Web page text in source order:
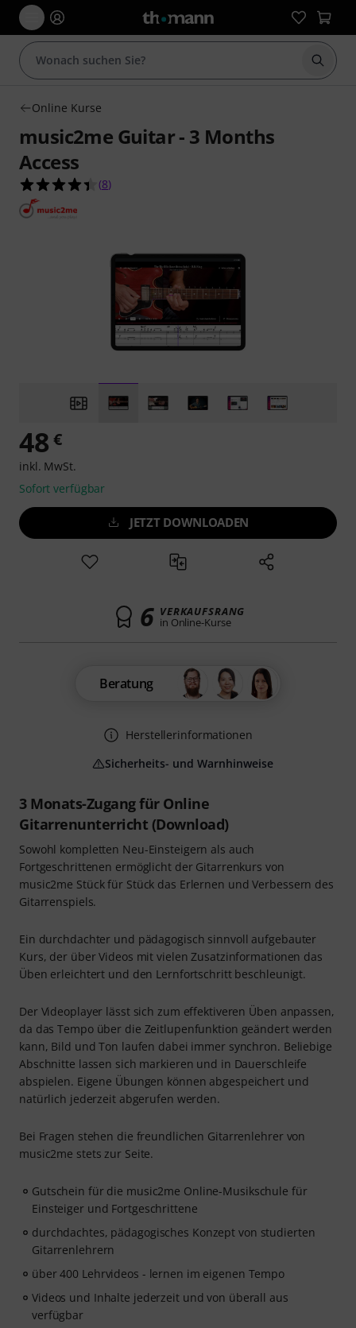
Suche
Online Kurse
music2me Guitar - 3 Months
Access
4.4 von 5 Sternen aus 8 Kundenbewertungen
(8)
3 Monats-Zugang für Online
Gitarrenunterricht (Download)
Sowohl kompletten Neu-Einsteigern als auch
Fortgeschrittenen ermöglicht der Gitarrenkurs von
music2me Stück für Stück das Erlernen und Verbessern des
Gitarrenspiels.
Ein durchdachter und pädagogisch sinnvoll aufgebauter
Kurs, der über Videos mit vielen Zusatzinformationen das
Üben erleichtert und den Lernfortschritt beschleunigt.
Der Videoplayer lässt sich zum effektiveren Üben anpassen,
da das Tempo über die Zeitlupenfunktion geändert werden
kann, Bild und Ton laufen dabei immer synchron. Beliebige
Abschnitte lassen sich markieren und in Dauerschleife
abspielen. Eigene Übungen können abgespeichert und
natürlich jederzeit abgerufen werden.
Bei Fragen stehen die freundlichen Gitarrenlehrer von
music2me stets zur Seite.
Gutschein für die music2me Online-Musikschule für
Einsteiger und Fortgeschrittene
durchdachtes, pädagogisches Konzept von studierten
Gitarrenlehrern
über 400 Lehrvideos - lernen im eigenen Tempo
Videos und Inhalte jederzeit und von überall aus
verfügbar
48 €
inkl. MwSt.
Sofort verfügbar
JETZT DOWNLOADEN
6 VERKAUFSRANG
in Online-Kurse
Beratung
Herstellerinformationen
Sicherheits- und Warnhinweise